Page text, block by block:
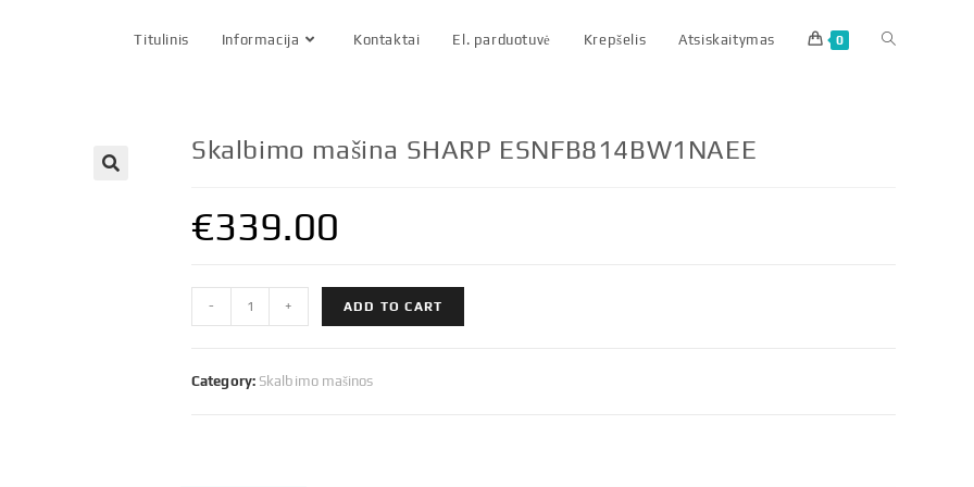
Titulinis Informacija Kontaktai El. parduotuvė Krepšelis Atsiskaitymas 0
Skalbimo mašina SHARP ESNFB814BW1NAEE
€339.00
mašina
quantity
- + ADD TO CART
Category: Skalbimo mašinos